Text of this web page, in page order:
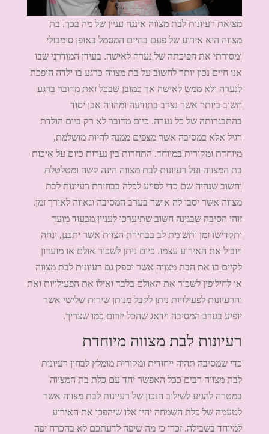
מציאת רעיונות לבת מצווה איננה עניין של מה בכך. בת
מצווה היא אירוע של פעם בחיים המסמל באופן סימבולי
ומסורתי את הפיכתה של נערה לאישה. בעידן המודרני שבו
אנו חיים נכון יותר לחשוב על בת מצווה כרגע בו ילדה הופכת
לנערה ולא ממש לאישה אך כמובן שבכל זאת מדובר ברגע
חשוב ביותר אשר נצרב בתודעה ומהווה אבן יסוד
בהתבגרותה של כל נערה. כיום מדובר לא רק ביום הולדת
רגיל אלא במסיבה אשר מצפים ממנה להיות מושלמת,
מיוחדת ומקורית במיוחד. התחרות בין נערות כיום על איכות
בת המצווה ועל רעיונות לבת מצווה הינה קשה ומטלטלת
וחשוב שנהיה שם כדי לסייע לכלה בבחירת רעיונות לבת
מצווה אשר יסבו לה אושר בערב המסיבה וגאווה לאורך זמן.
זוהי הסיבה שבגינה חשוב שתיערכו לעניין מבעוד מועד
ותקדישו זמן ותשומת לב בבחירת הצוות אשר יתכנן, ינחה
ויוביל את האירוע עצמו. כיום ניתן לשכור אולם או מועדון
לקיים בו את הבת מצווה אשר יספק גם רעיונות לבת מצווה
או לחילופין לשכור את האולם בלבד ואילו את הפעילויות ואת
והרעיונות לפעילויות ניתן לקבל מנותן שירות שלישי אשר
יופיע בערב המסיבה וידאג שהכל יזרום כמו שצריך.
רעיונות לבת מצווה מיוחדת
כדי שמסיבה תהיה ייחודית ומקורית מומלץ לבחון רעיונות
לבת מצווה רבים ככל האפשר יחד עם כלת בת המצווה
במטרה להגיע לשילוב הנכון של רעיונות לבת מצווה אשר
לטעמה של כלת השמחה יהיו אלו שיהפכו את האירוע
למיוחד בשבילה. זכרו כי מה שיפה לדעתכם לא בהכרח יפה